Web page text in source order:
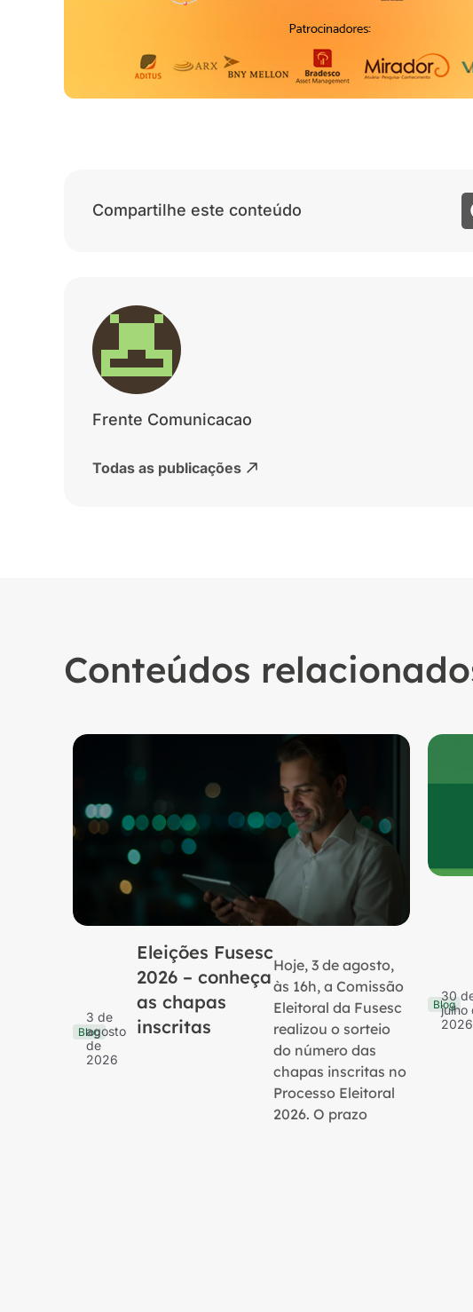
Compartilhe este conteúdo
Frente Comunicacao
Todas as publicações
Conteúdos
Blog
3 de
agosto
de
2026
Eleições Fusesc
2026 – conheça
as chapas
inscritas
Hoje, 3 de agosto,
às 16h, a Comissão
Eleitoral da Fusesc
realizou o sorteio
do número das
chapas inscritas no
Processo Eleitoral
2026. O prazo
Blog
30
julho
2026